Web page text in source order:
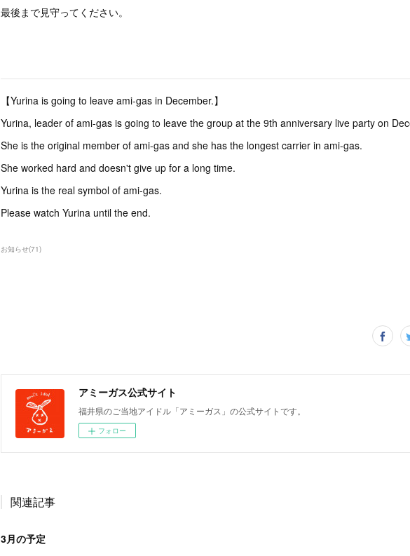
最後まで見守ってください。
【Yurina is going to leave ami-gas in December.】
Yurina, leader of ami-gas is going to leave the group at the 9th anniversary live party on
She is the original member of ami-gas and she has the longest carrier in ami-gas.
She worked hard and doesn't give up for a long time.
Yurina is the real symbol of ami-gas.
Please watch Yurina until the end.
お知らせ(71)
アミーガス公式サイト
福井県のご当地アイドル「アミーガス」の公式サイトです。
フォロー
関連記事
3月の予定